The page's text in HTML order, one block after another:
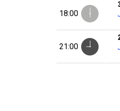
18:00
21:00